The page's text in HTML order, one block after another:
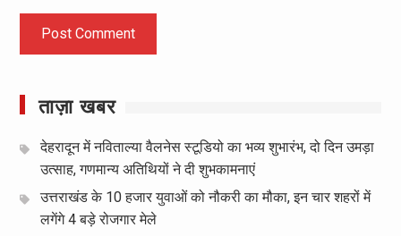
ताज़ा खबर
देहरादून में नविताल्या वैलनेस स्टूडियो का भव्य शुभारंभ, दो दिन उमड़ा
उत्साह, गणमान्य अतिथियों ने दी शुभकामनाएं
उत्तराखंड के 10 हजार युवाओं को नौकरी का मौका, इन चार शहरों में
लगेंगे 4 बड़े रोजगार मेले